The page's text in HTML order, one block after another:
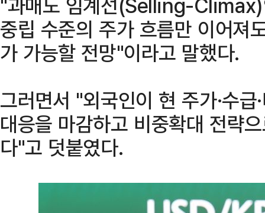
중립 수준의 주가 흐름만 이어져
가 가능할 전망"이라고 말했다.
그러면서 "외국인이 현 주가·수
대응을 마감하고 비중확대 전략
다"고 덧붙였다.